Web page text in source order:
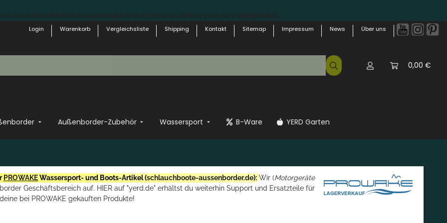
Login
Warenkorb Vergleichsliste Shipping Kontakt Sitemap Impressum News Über uns
0,00 €
Außenborder-Zubehör Wassersport B-Ware YERD Garten
PROWAKEWassersport- und Boots-Artikel (schlauchboote-aussenborder.de): Wir (Motorgeräte
Geschäftsbereich auf. HIER auf "yerd.de" erhältst du weiterhin Support und Ersatzteile für
deine bei PROWAKE gekauften Produkte!